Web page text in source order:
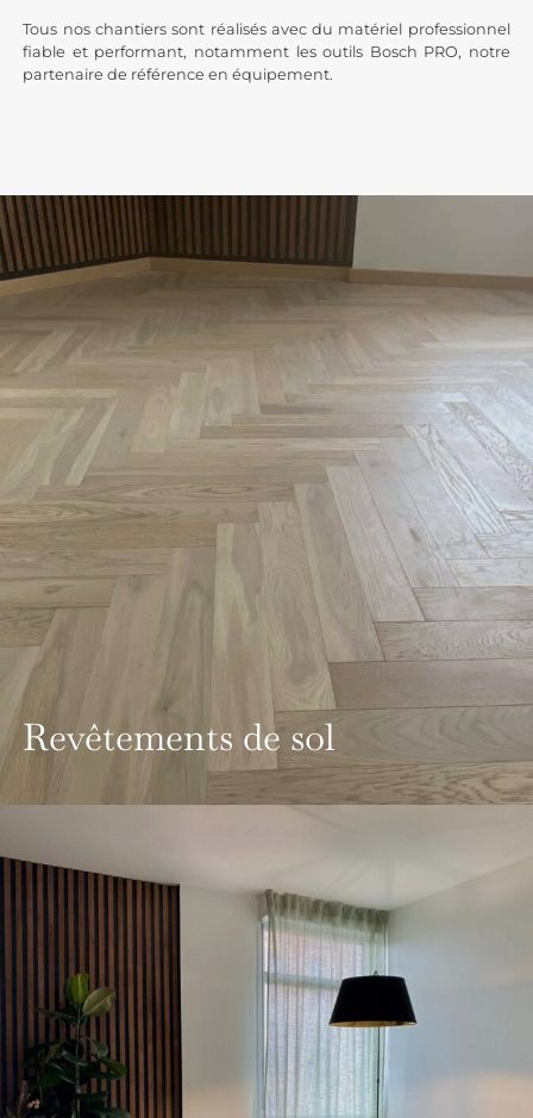
Tous nos chantiers sont réalisés avec du matériel professionnel
fiable et performant, notamment les outils Bosch PRO, notre
partenaire de référence en équipement.
Revêtements de sol